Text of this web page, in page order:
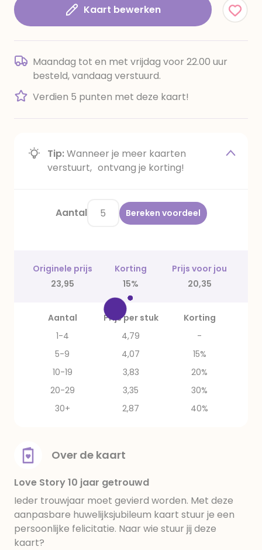
Kaart bewerken
Maandag tot en met vrijdag voor 22.00 uur
besteld, vandaag verstuurd.
Verdien 5 punten met deze kaart!
Tip:Wanneer je meer kaarten
verstuurt, ontvang je korting!
Aantal Bereken voordeel
Originele prijs Korting
Prijs voor jou
23,95
15% 20,35
Aantal Prijs per stuk
Korting
1-4
4,79
-
5-9
4,07
15%
10-19
3,83
20%
20-29
3,35
30%
30+
2,87 40%
Over de kaart
Love Story 10 jaar getrouwd
Ieder trouwjaar moet gevierd worden. Met deze
aanpasbare huwelijksjubileum kaart stuur je een
persoonlijke felicitatie. Naar wie stuur jij deze
kaart?